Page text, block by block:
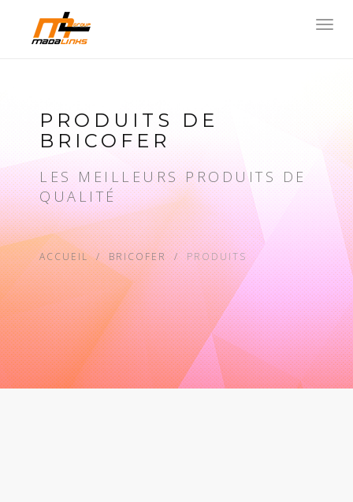
PRODUITS DE
BRICOFER
LES MEILLEURS PRODUITS DE
QUALITÉ
ACCUEIL BRICOFER PRODUITS